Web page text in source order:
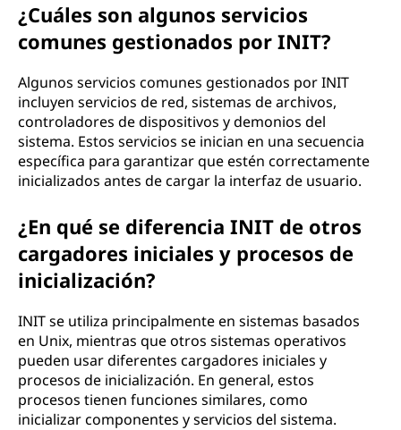
¿Cuáles son algunos servicios
comunes gestionados por INIT?
Algunos servicios comunes gestionados por INIT
incluyen servicios de red, sistemas de archivos,
controladores de dispositivos y demonios del
sistema. Estos servicios se inician en una secuencia
específica para garantizar que estén correctamente
inicializados antes de cargar la interfaz de usuario.
¿En qué se diferencia INIT de otros
cargadores iniciales y procesos de
inicialización?
INIT se utiliza principalmente en sistemas basados
en Unix, mientras que otros sistemas operativos
pueden usar diferentes cargadores iniciales y
procesos de inicialización. En general, estos
procesos tienen funciones similares, como
inicializar componentes y servicios del sistema.